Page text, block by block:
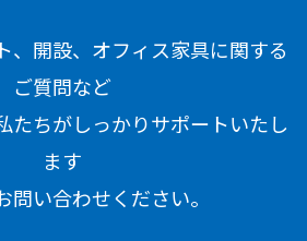
、開設、オフィス家具に関する
ご質問など
たちがしっかりサポートいたし
ます
問い合わせください。